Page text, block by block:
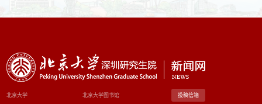
北京大学 北京大学图书馆 投稿信箱